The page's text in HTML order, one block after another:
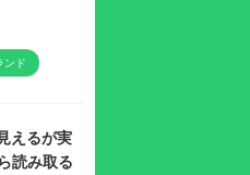
ンド
えるが実
読み取る